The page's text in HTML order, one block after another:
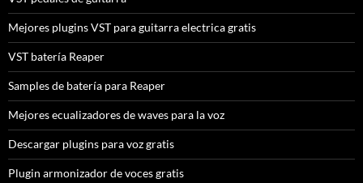
Mejores plugins VST para guitarra electrica gratis
VST batería Reaper
Samples de batería para Reaper
Mejores ecualizadores de waves para la voz
Descargar plugins para voz gratis
Plugin armonizador de voces gratis